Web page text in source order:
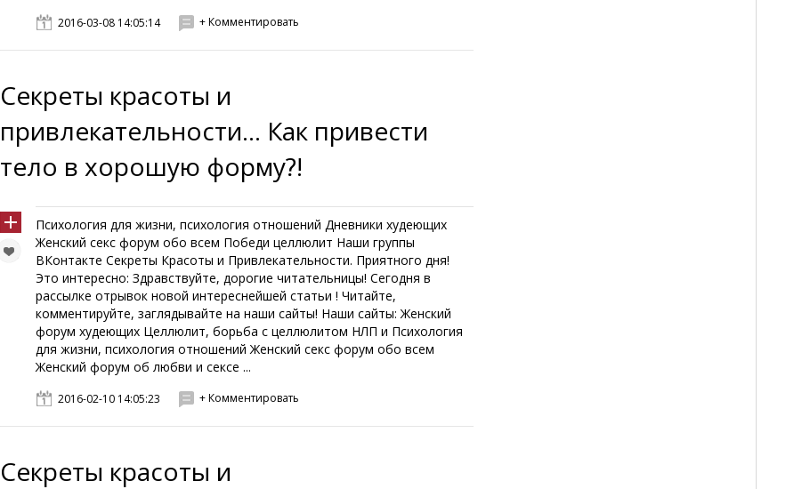
2016-03-08 14:05:14 + Комментировать
Секреты красоты и
привлекательности... Как привести
тело в хорошую форму?!
Психология для жизни, психология отношений Дневники худеющих
Женский секс форум обо всем Победи целлюлит Наши группы
ВКонтакте Секреты Красоты и Привлекательности. Приятного дня!
Это интересно: Здравствуйте, дорогие читательницы! Сегодня в
рассылке отрывок новой интереснейшей статьи ! Читайте,
комментируйте, заглядывайте на наши сайты! Наши сайты: Женский
форум худеющих Целлюлит, борьба с целлюлитом НЛП и Психология
для жизни, психология отношений Женский секс форум обо всем
Женский форум об любви и сексе ...
2016-02-10 14:05:23 + Комментировать
Секреты красоты и